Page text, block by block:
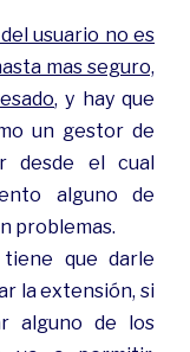
usuario no es
mas seguro,
, y hay que
un gestor de
desde el cual
alguno de
problemas.
que darle
la extensión, si
alguno de los